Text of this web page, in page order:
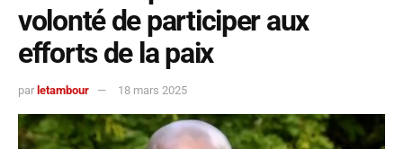
volonté de participer aux
efforts de la paix
par letambour 18 mars 2025